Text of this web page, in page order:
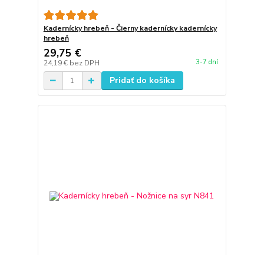
Kadernícky hrebeň - Čierny kadernícky kadernícky
hrebeň
29,75 €
24,19 € bez DPH 3-7 dní
Pridať do košíka